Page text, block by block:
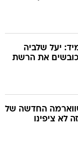
יעל שלביה
כובשים את הרשת
החדשה של
לא ציפינו